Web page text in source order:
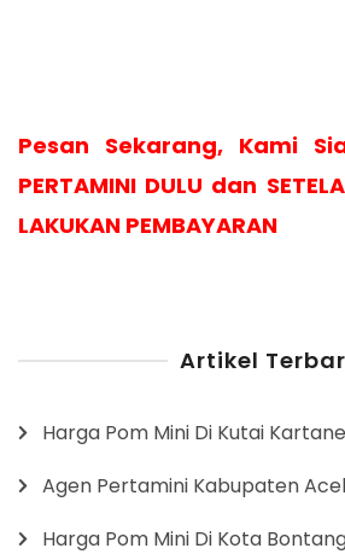
Pesan Sekarang, Kami
PERTAMINI DULU dan
LAKUKAN PEMBAYARAN
Artikel
Harga Pom Mini Di Kutai
Agen Pertamini Kabupaten
Harga Pom Mini Di Kota